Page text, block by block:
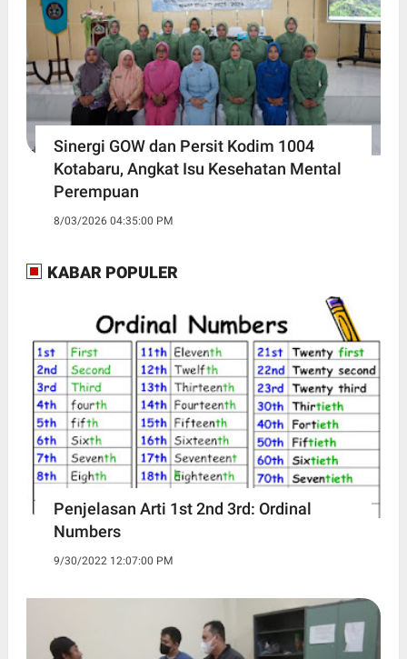
Sinergi GOW dan Persit Kodim 1004
Kotabaru, Angkat Isu Kesehatan Mental
Perempuan
8/03/2026 04:35:00 PM
KABAR POPULER
Penjelasan Arti 1st 2nd 3rd: Ordinal
Numbers
9/30/2022 12:07:00 PM